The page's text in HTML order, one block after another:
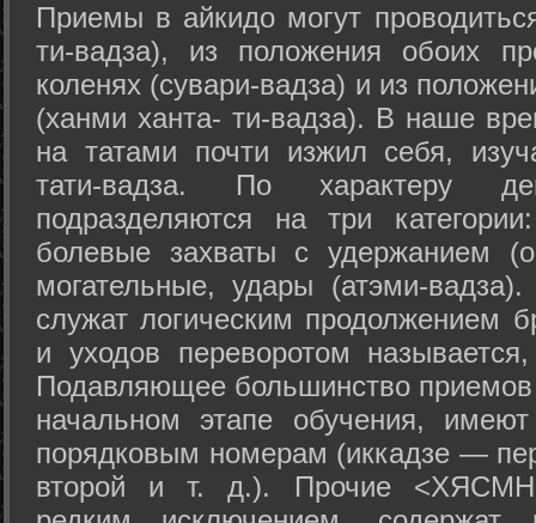
Приемы в айкидо могут
ти-вадза), из положения обоих
коленях (сувари-вадза) и из
(ханми ханта- ти-вадза). В наше
на татами почти изжил себя,
тати-вадза. По характеру
подразделяются на три
болевые захваты с удержанием
могательные, удары (атэми-
служат логическим продолжением
и уходов переворотом
Подавляющее большинство
начальном этапе обучения,
порядковым номерам (иккадзе —
второй и т. д.). Прочие